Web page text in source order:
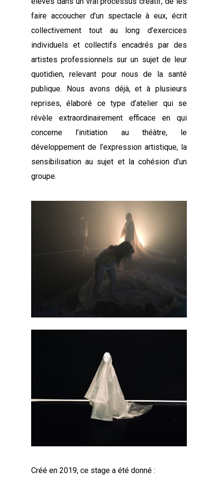
faire accoucher d’un spectacle à eux, écrit
collectivement tout au long d’exercices
individuels et collectifs encadrés par des
artistes professionnels sur un sujet de leur
quotidien, relevant pour nous de la santé
publique. Nous avons déjà, et à plusieurs
reprises, élaboré ce type d’atelier qui se
révèle extraordinairement efficace en qui
concerne l’initiation au théâtre, le
développement de l’expression artistique, la
sensibilisation au sujet et la cohésion d’un
groupe.
Créé en 2019, ce stage a été donné :